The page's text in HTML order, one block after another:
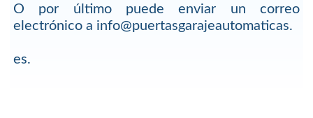
O por último puede enviar un correo
electrónico a info@puertasgarajeautomaticas.
es.